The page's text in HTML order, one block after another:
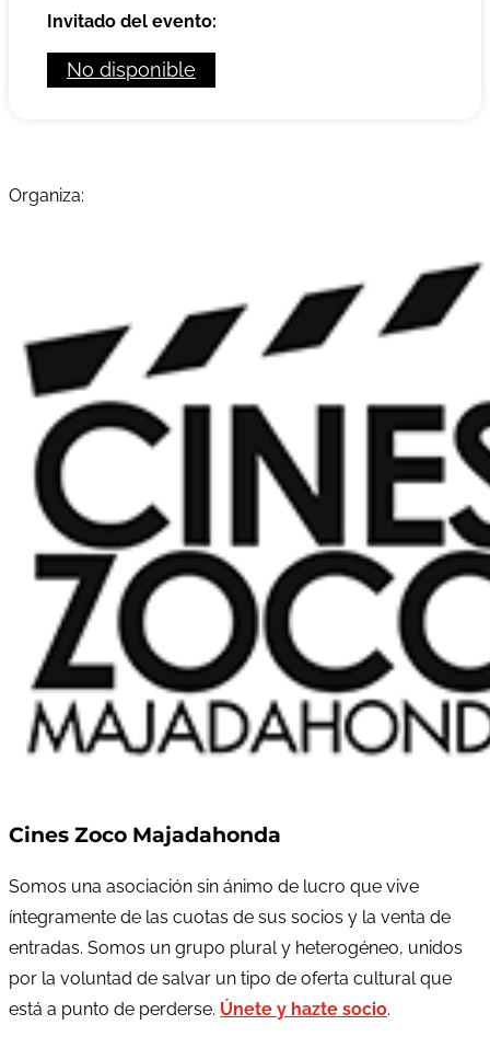
Invitado del evento:
No disponible
Organiza:
Cines Zoco Majadahonda
Somos una asociación sin ánimo de lucro que vive
íntegramente de las cuotas de sus socios y la venta de
entradas. Somos un grupo plural y heterogéneo, unidos
por la voluntad de salvar un tipo de oferta cultural que
está a punto de perderse. Únete y hazte socio.